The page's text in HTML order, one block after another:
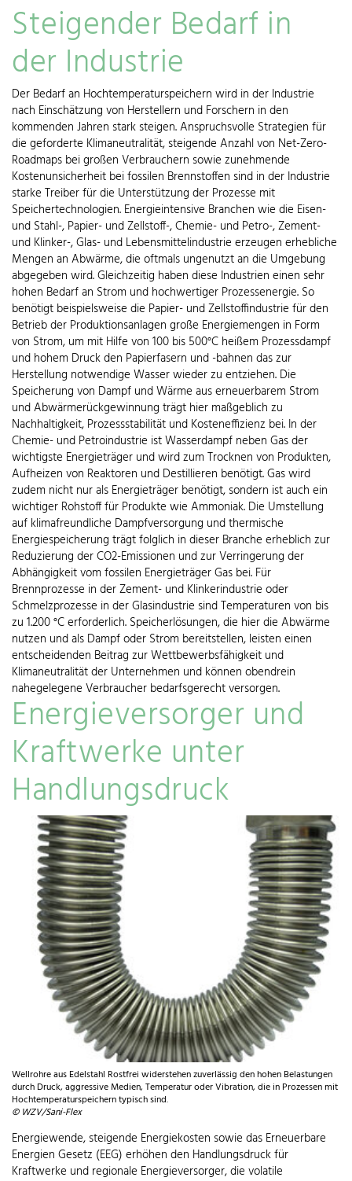
Steigender Bedarf in
der Industrie
Der Bedarf an Hochtemperaturspeichern wird in der Industrie
nach Einschätzung von Herstellern und Forschern in den
kommenden Jahren stark steigen. Anspruchsvolle Strategien für
die geforderte Klimaneutralität, steigende Anzahl von Net-Zero-
Roadmaps bei großen Verbrauchern sowie zunehmende
Kostenunsicherheit bei fossilen Brennstoffen sind in der Industrie
starke Treiber für die Unterstützung der Prozesse mit
Speichertechnologien. Energieintensive Branchen wie die Eisen-
und Stahl-, Papier- und Zellstoff-, Chemie- und Petro-, Zement-
und Klinker-, Glas- und Lebensmittelindustrie erzeugen erhebliche
Mengen an Abwärme, die oftmals ungenutzt an die Umgebung
abgegeben wird. Gleichzeitig haben diese Industrien einen sehr
hohen Bedarf an Strom und hochwertiger Prozessenergie. So
benötigt beispielsweise die Papier- und Zellstoffindustrie für den
Betrieb der Produktionsanlagen große Energiemengen in Form
von Strom, um mit Hilfe von 100 bis 500°C heißem Prozessdampf
und hohem Druck den Papierfasern und -bahnen das zur
Herstellung notwendige Wasser wieder zu entziehen. Die
Speicherung von Dampf und Wärme aus erneuerbarem Strom
und Abwärmerückgewinnung trägt hier maßgeblich zu
Nachhaltigkeit, Prozessstabilität und Kosteneffizienz bei. In der
Chemie- und Petroindustrie ist Wasserdampf neben Gas der
wichtigste Energieträger und wird zum Trocknen von Produkten,
Aufheizen von Reaktoren und Destillieren benötigt. Gas wird
zudem nicht nur als Energieträger benötigt, sondern ist auch ein
wichtiger Rohstoff für Produkte wie Ammoniak. Die Umstellung
auf klimafreundliche Dampfversorgung und thermische
Energiespeicherung trägt folglich in dieser Branche erheblich zur
Reduzierung der CO2-Emissionen und zur Verringerung der
Abhängigkeit vom fossilen Energieträger Gas bei. Für
Brennprozesse in der Zement- und Klinkerindustrie oder
Schmelzprozesse in der Glasindustrie sind Temperaturen von bis
zu 1.200 °C erforderlich. Speicherlösungen, die hier die Abwärme
nutzen und als Dampf oder Strom bereitstellen, leisten einen
entscheidenden Beitrag zur Wettbewerbsfähigkeit und
Klimaneutralität der Unternehmen und können obendrein
nahegelegene Verbraucher bedarfsgerecht versorgen.
Energieversorger und
Kraftwerke unter
Handlungsdruck
Wellrohre aus Edelstahl Rostfrei widerstehen zuverlässig den hohen Belastungen
durch Druck, aggressive Medien, Temperatur oder Vibration, die in Prozessen mit
Hochtemperaturspeichern typisch sind.
© WZV/Sani-Flex
Energiewende, steigende Energiekosten sowie das Erneuerbare
Energien Gesetz (EEG) erhöhen den Handlungsdruck für
Kraftwerke und regionale Energieversorger, die volatile